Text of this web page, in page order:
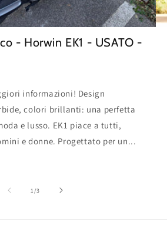
- Horwin EK1 - USATO -
informazioni! Design
colori brillanti: una perfetta
e lusso. EK1 piace a tutti,
e donne. Progettato per un...
1/su
3